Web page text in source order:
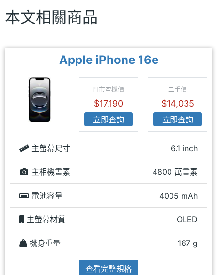
本文相關商品
Apple iPhone 16e
門市空機價
$17,190
立即查詢
二手價
$14,035
立即查詢
主螢幕尺寸 6.1 inch
主相機畫素 4800 萬畫素
電池容量 4005 mAh
主螢幕材質 OLED
機身重量 167 g
查看完整規格